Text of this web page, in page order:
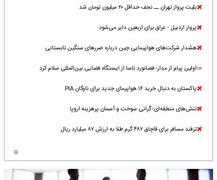
بلیت پرواز تهران ــ نجف حداقل ۲۰ میلیون تومان شد
پرواز اردبیل - عراق برای اربعین دایر می‌شود
هشدار شرکت‌های هواپیمایی چین درباره ضررهای سنگین تابستانی
اولین پیام از مدار؛ فضانورد ناسا از ایستگاه فضایی بین‌المللی سلام کرد
پاکستان به دنبال خرید ۱۶ هواپیمای جدید برای ناوگان PIA
تنش‌های منطقه‌ای؛ گرانی سوخت و آسمان پرهزینه اروپا
ترفند مسافر برای قاچاق ۴۸۲ گرم طلا به ارزش ۸۲ میلیارد ریال
شلوغ‌ترین فرودگاه‌های اروپا در ۲۰۲۵: لندن، استانبول و پاریس